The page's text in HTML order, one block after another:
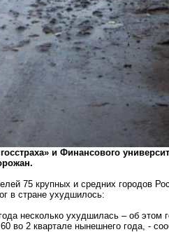
и Финансового
75 крупных и средних городов
в стране ухудшилось:
несколько ухудшилась – об этом
во 2 квартале нынешнего года, -